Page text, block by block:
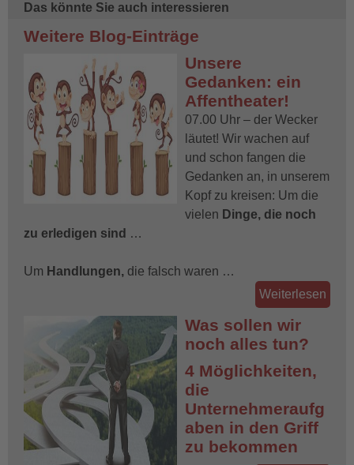
Das könnte Sie auch interessieren
Weitere Blog-Einträge
Unsere
Gedanken: ein
Affentheater!
07.00 Uhr – der Wecker
läutet! Wir wachen auf
und schon fangen die
Gedanken an, in unserem
Kopf zu kreisen: Um die
vielen Dinge, die noch
zu erledigen sind …
Um Handlungen, die falsch waren …
Weiterlesen
Was sollen wir
noch alles tun?
4 Möglichkeiten,
die
Unternehmeraufg
aben in den Griff
zu bekommen